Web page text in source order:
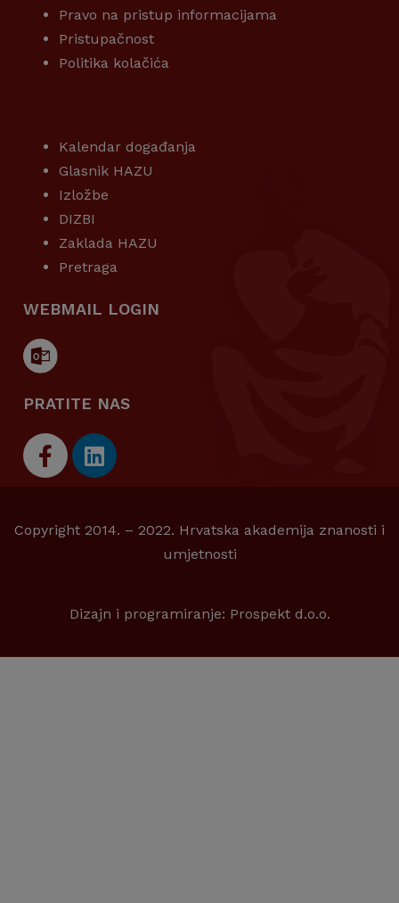
Pravo na pristup informacijama
Pristupačnost
Politika kolačića
Kalendar događanja
Glasnik HAZU
Izložbe
DIZBI
Zaklada HAZU
Pretraga
WEBMAIL LOGIN
PRATITE NAS
Copyright 2014. – 2022. Hrvatska akademija znanosti i
umjetnosti
Dizajn i programiranje: Prospekt d.o.o.